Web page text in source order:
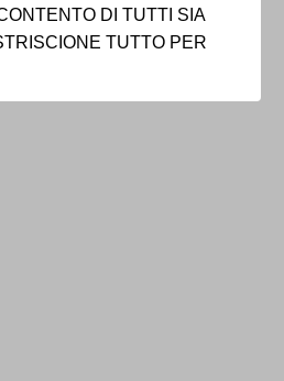
DI TUTTI SIA
TUTTO PER